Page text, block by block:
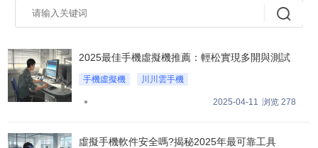
2025最佳手機虛擬機推薦：輕松實現多開與測試
手機虛擬機
川川雲手機
2025最佳手機虛擬機推薦
浏览 278
2025-04-11
虛擬手機軟件安全嗎?揭秘2025年最可靠工具